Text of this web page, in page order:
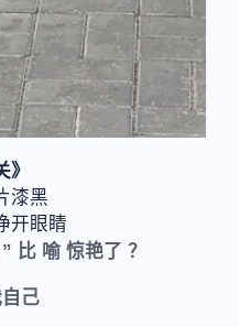
》
漆黑
开眼睛
比 喻 惊艳了 ？
己